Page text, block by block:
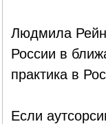
Людмила
России в
практика в
Если